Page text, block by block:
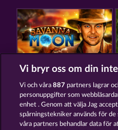
SAVANNA MOON
Vi bryr oss om din
Vi och våra887 partners lagrar
personuppgifter som
enhet . Genom att välja Jag
spårningstekniker används för de
våra partners behandlar data för